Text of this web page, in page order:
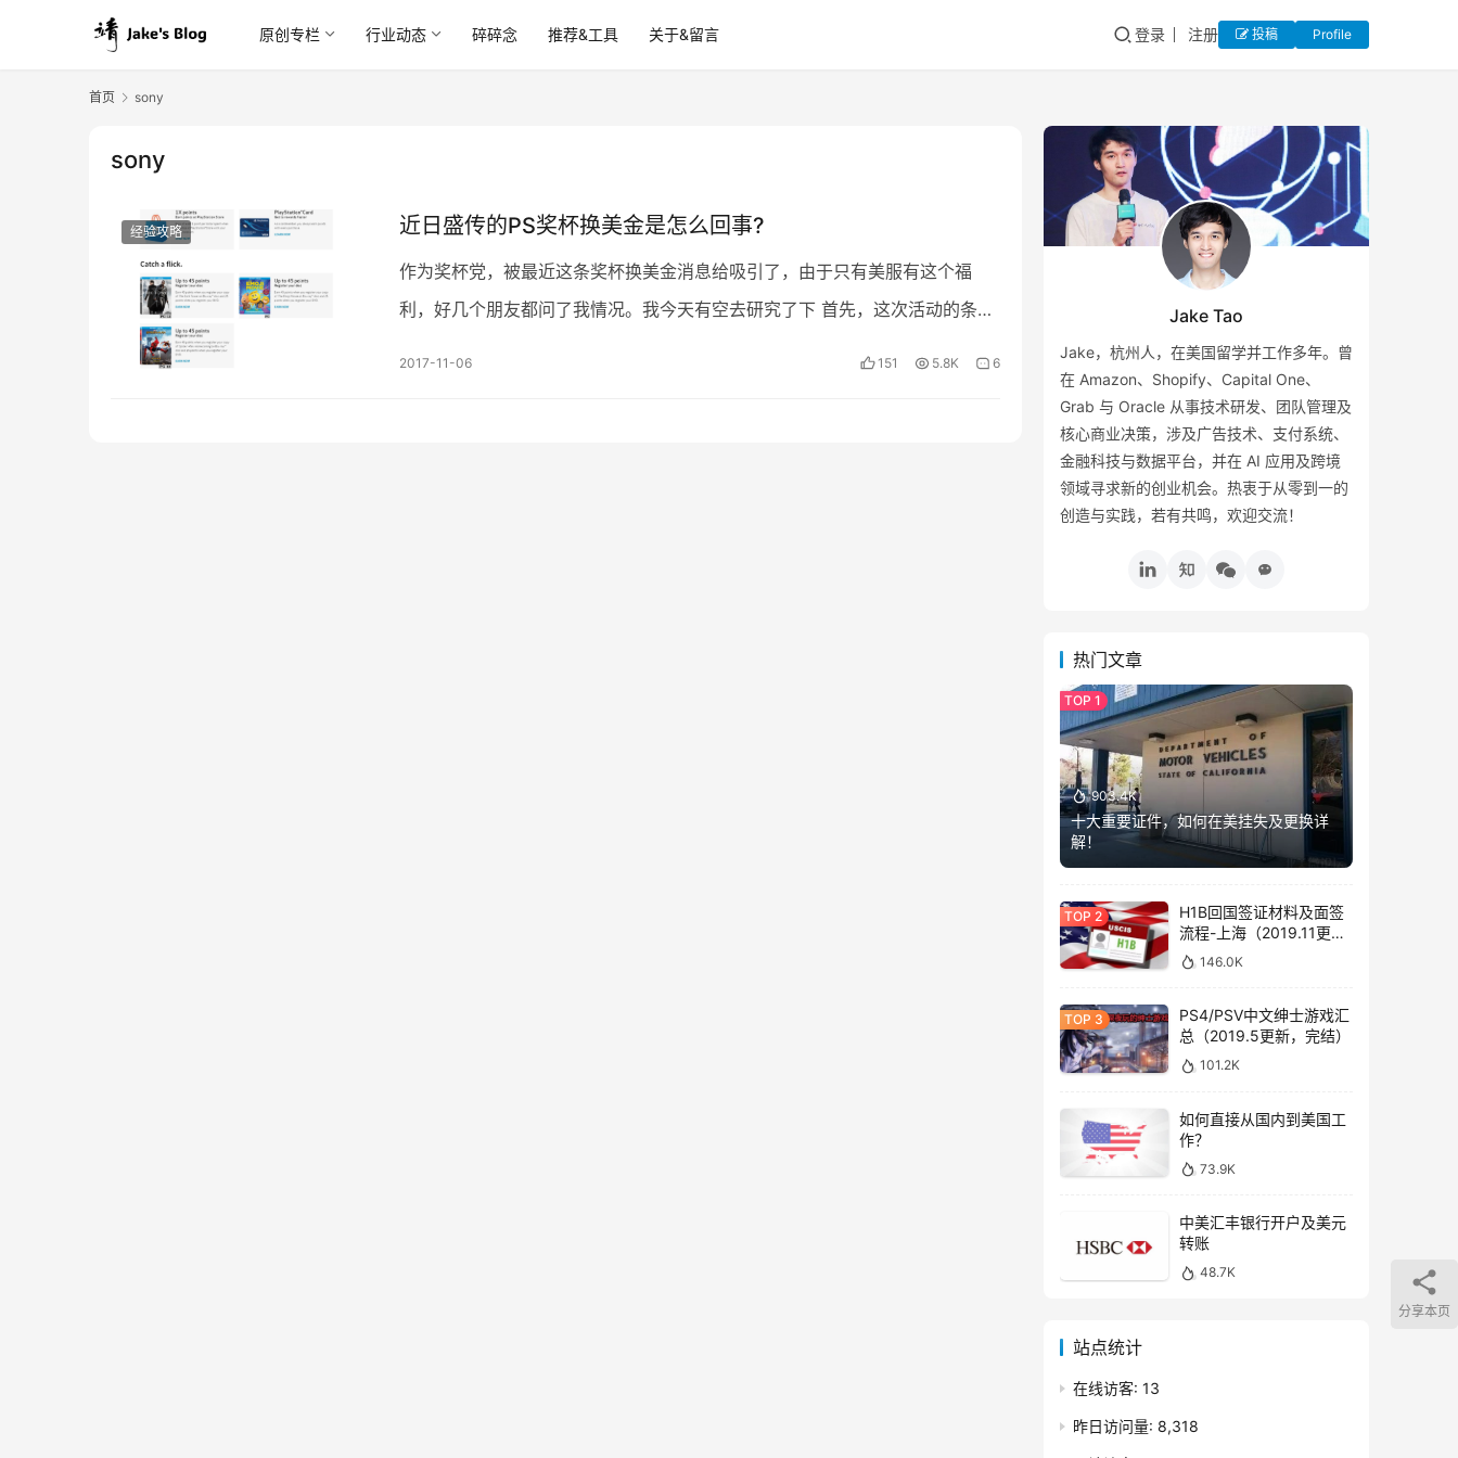
原创专栏 行业动态 碎碎念 推荐&工具 关于&留言 登录 注册 投稿 Profile
首页 sony
sony
经验攻略 近日盛传的PS奖杯换美金是怎么回事?
作为奖杯党，被最近这条奖杯换美金消息给吸引了，由于只有美服有这个福
利，好几个朋友都问了我情况。我今天有空去研究了下 首先，这次活动的条件
2017-11-06 151 5.8K 6
Jake Tao
Jake，杭州人，在美国留学并工作多年。曾
在 Amazon、Shopify、Capital One、
Grab 与 Oracle 从事技术研发、团队管理及
核心商业决策，涉及广告技术、支付系统、
金融科技与数据平台，并在 AI 应用及跨境
领域寻求新的创业机会。热衷于从零到一的
创造与实践，若有共鸣，欢迎交流！
热门文章
903.4K
十大重要证件，如何在美挂失及更换详
解！
H1B回国签证材料及面签
流程-上海（2019.11更
新）146.0K
PS4/PSV中文绅士游戏汇
总（2019.5更新，完结）
101.2K
如何直接从国内到美国工
作？
73.9K
中美汇丰银行开户及美元
转账
48.7K
站点统计
在线访客: 13
昨日访问量: 8,318
分享本页